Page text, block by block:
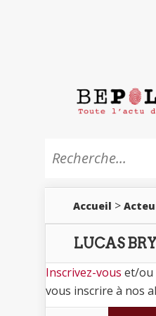
Accueil >
LUCAS
Inscrivez-vous et/ou
vous inscrire à nos